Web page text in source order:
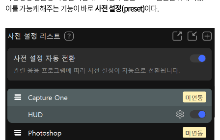
이를 가능케 해주는 기능이 바로사전 설정(preset)이다.